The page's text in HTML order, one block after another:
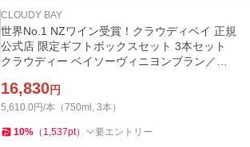
CLOUDY BAY
世界No.1 NZワイン受賞！クラウディベイ 正規
公式店 限定ギフトボックスセット 3本セット
クラウディー ベイソーヴィニヨンブラン／ペ
16,830円
5,610.0円/本（750ml, 3本）
10% （ 1,537pt） 要エントリー